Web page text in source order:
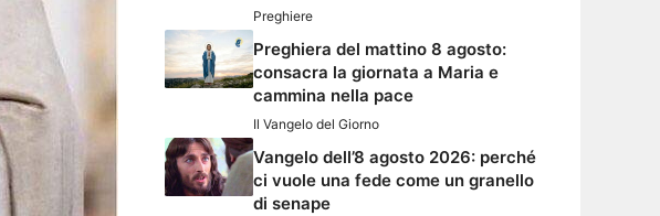
Preghiere
Preghiera del mattino 8 agosto:
consacra la giornata a Maria e
cammina nella pace
Il Vangelo del Giorno
Vangelo dell’8 agosto 2026: perché
ci vuole una fede come un granello
di senape